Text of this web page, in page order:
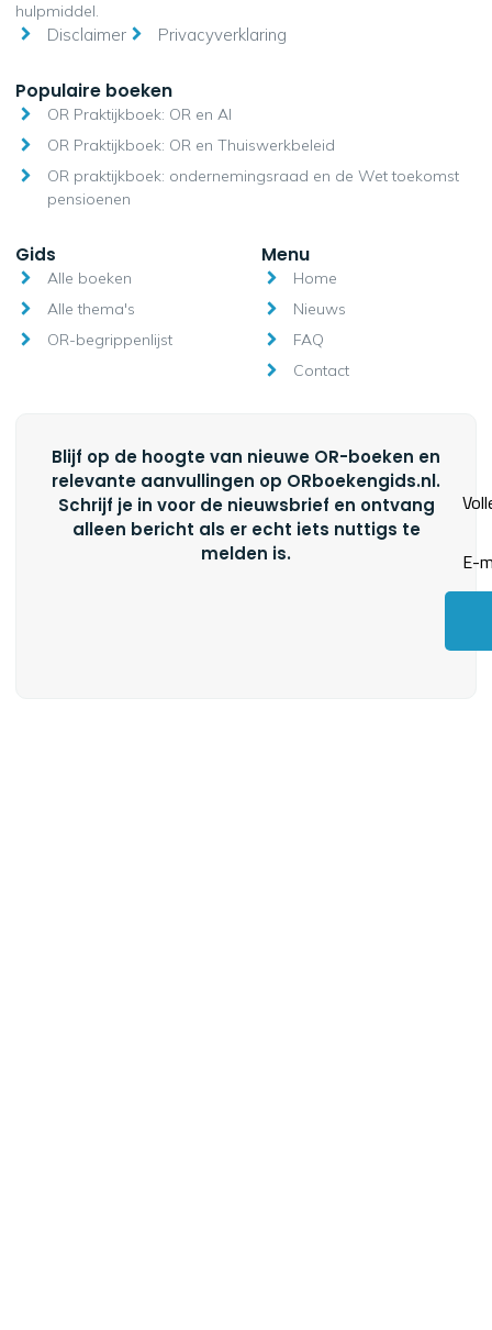
hulpmiddel.
Disclaimer Privacyverklaring
Populaire boeken
OR Praktijkboek: OR en AI
OR Praktijkboek: OR en Thuiswerkbeleid
OR praktijkboek: ondernemingsraad en de Wet toekomst
pensioenen
Gids
Alle boeken
Alle thema's
OR-begrippenlijst
Menu
Home
Nieuws
FAQ
Contact
Blijf op de hoogte van nieuwe OR-boeken en
relevante aanvullingen op ORboekengids.nl.
Schrijf je in voor de nieuwsbrief en ontvang
alleen bericht als er echt iets nuttigs te
melden is.